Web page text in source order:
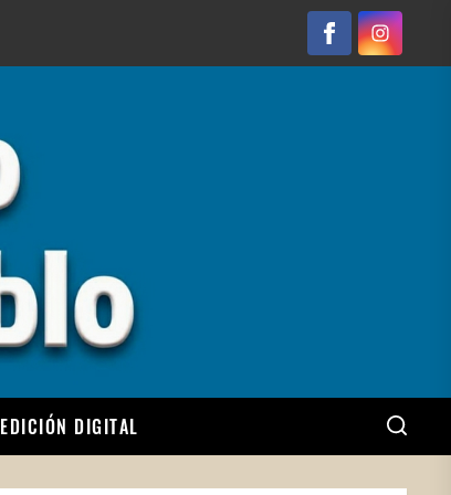
FacebookInstagram
EDICIÓN DIGITAL